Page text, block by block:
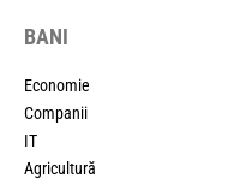
BANI
Economie
Companii
IT
Agricultură